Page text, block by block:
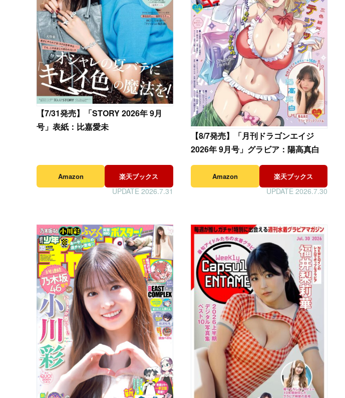
【7/31発売】「STORY 2026年 9月
号」表紙：比嘉愛未
Amazon 楽天ブックス
UPDATE 2026.7.31
【8/7発売】「月刊ドラゴンエイジ
2026年 9月号」グラビア：陽高真白
Amazon 楽天ブックス
UPDATE 2026.7.30